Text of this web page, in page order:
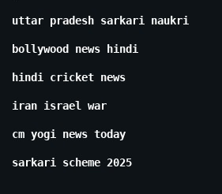
uttar pradesh sarkari naukri
bollywood news hindi
hindi cricket news
iran israel war
cm yogi news today
sarkari scheme 2025